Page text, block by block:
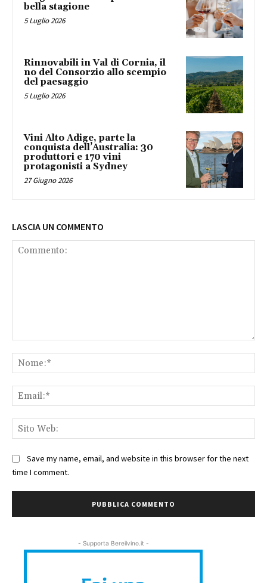
bella stagione
5 Luglio 2026
Rinnovabili in Val di Cornia, il
no del Consorzio allo scempio
del paesaggio
5 Luglio 2026
Vini Alto Adige, parte la
conquista dell’Australia: 30
produttori e 170 vini
protagonisti a Sydney
27 Giugno 2026
LASCIA UN COMMENTO
Save my name, email, and website in this browser for the next
time I comment.
- Supporta Bereilvino.it -